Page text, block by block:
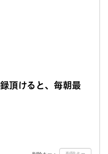
頂けると、毎朝最